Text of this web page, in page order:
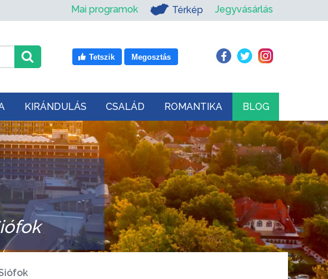
Mai programok Térkép Jegyvásárlás
Tetszik Megosztás
KIRÁNDULÁS CSALÁD ROMANTIKA BLOG